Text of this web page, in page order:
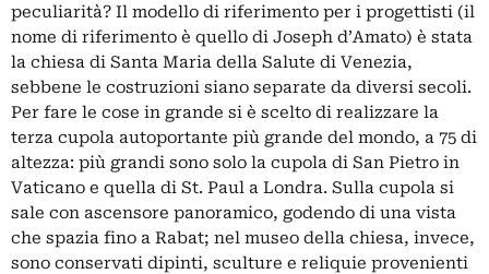
peculiarità? Il modello di riferimento per i progettisti (il
nome di riferimento è quello di Joseph d’Amato) è stata
la chiesa di Santa Maria della Salute di Venezia,
sebbene le costruzioni siano separate da diversi secoli.
Per fare le cose in grande si è scelto di realizzare la
terza cupola autoportante più grande del mondo, a 75 di
altezza: più grandi sono solo la cupola di San Pietro in
Vaticano e quella di St. Paul a Londra. Sulla cupola si
sale con ascensore panoramico, godendo di una vista
che spazia fino a Rabat; nel museo della chiesa, invece,
sono conservati dipinti, sculture e reliquie provenienti